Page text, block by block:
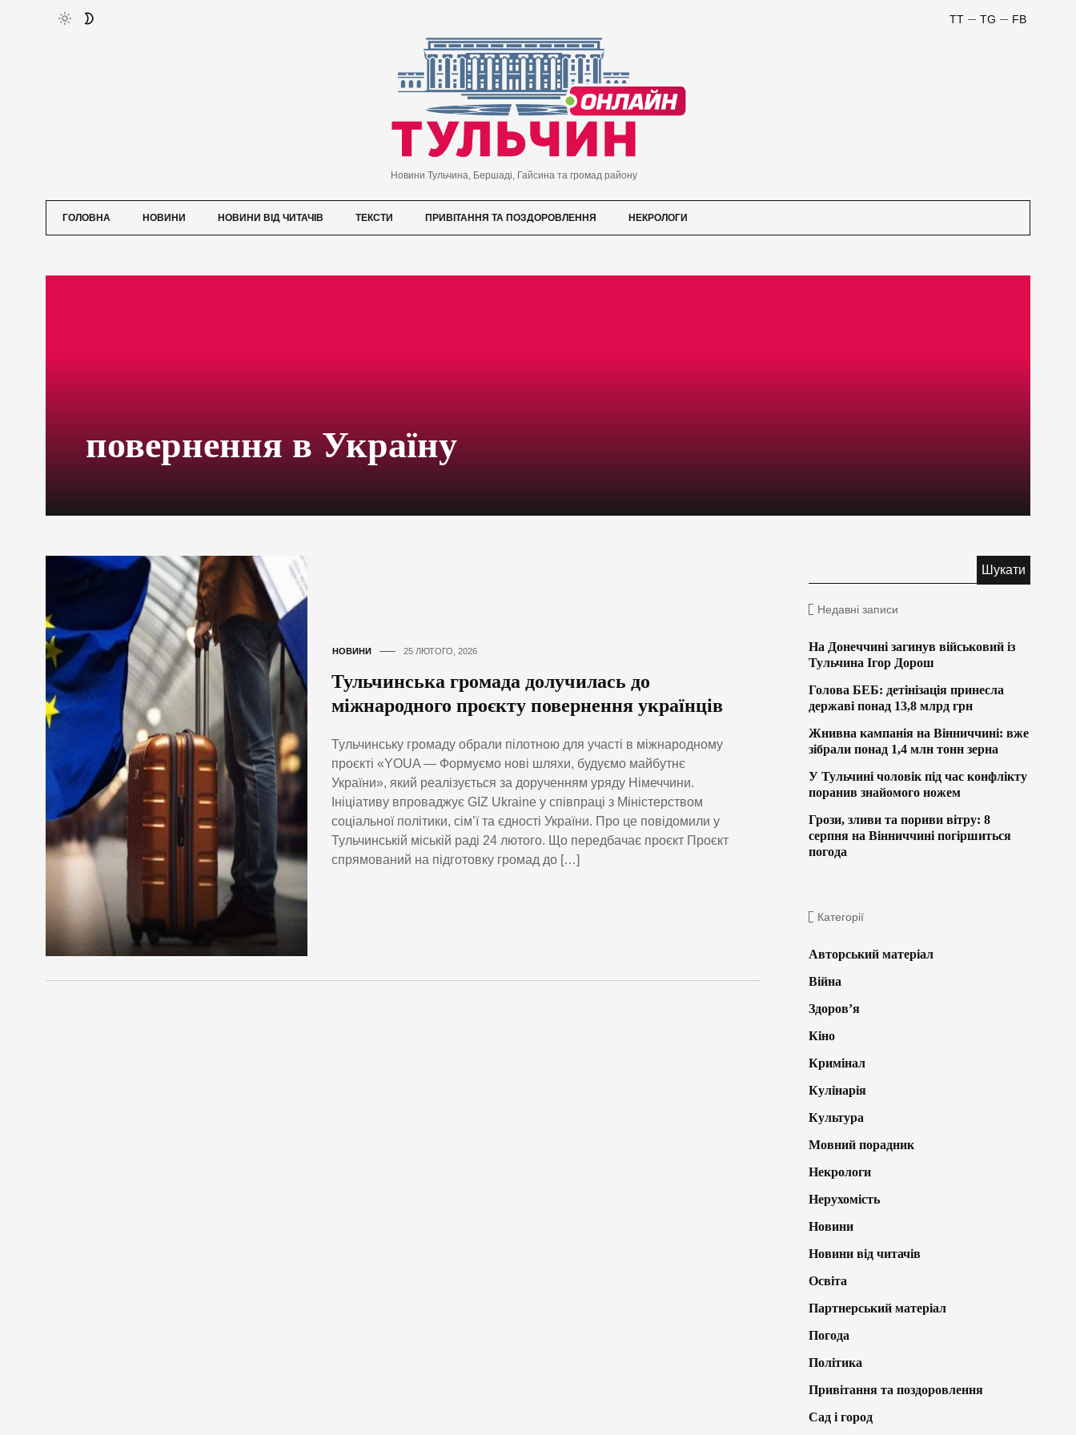
FB
TG
TT
Новини Тульчина, Бершаді, Гайсина та громад району
ГОЛОВНА НОВИНИ НОВИНИ ВІД ЧИТАЧІВ ТЕКСТИ ПРИВІТАННЯ ТА ПОЗДОРОВЛЕННЯ НЕКРОЛОГИ
повернення в Україну
НОВИНИ 25 ЛЮТОГО, 2026
Тульчинська громада долучилась до
міжнародного проєкту повернення українців
Тульчинську громаду обрали пілотною для участі в міжнародному
проєкті «YOUA — Формуємо нові шляхи, будуємо майбутнє
України», який реалізується за дорученням уряду Німеччини.
Ініціативу впроваджує GIZ Ukraine у співпраці з Міністерством
соціальної політики, сім’ї та єдності України. Про це повідомили у
Тульчинській міській раді 24 лютого. Що передбачає проєкт Проєкт
спрямований на підготовку громад до […]
Недавні записи
На Донеччині загинув військовий із
Тульчина Ігор Дорош
Голова БЕБ: детінізація принесла
державі понад 13,8 млрд грн
Жнивна кампанія на Вінниччині: вже
зібрали понад 1,4 млн тонн зерна
У Тульчині чоловік під час конфлікту
поранив знайомого ножем
Грози, зливи та пориви вітру: 8
серпня на Вінниччині погіршиться
погода
Категорії
Авторський матеріал
Війна
Здоров’я
Кіно
Кримінал
Кулінарія
Культура
Мовний порадник
Некрологи
Нерухомість
Новини
Новини від читачів
Освіта
Партнерський матеріал
Погода
Політика
Привітання та поздоровлення
Сад і город